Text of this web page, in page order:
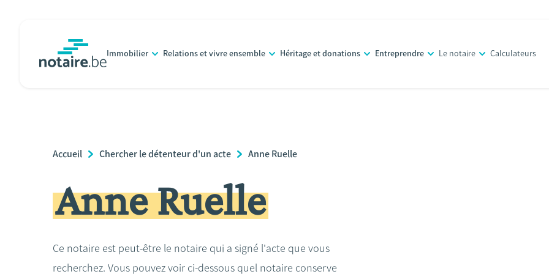
principal
Immobilier Relations et vivre ensemble Héritage et donations Entreprendre Le notaire Calculateurs
Breadcrumb
Accueil Chercher le détenteur d'un acte Anne Ruelle
Anne Ruelle
Ce notaire est peut-être le notaire qui a signé l'acte que vous
recherchez. Vous pouvez voir ci-dessous quel notaire conserve